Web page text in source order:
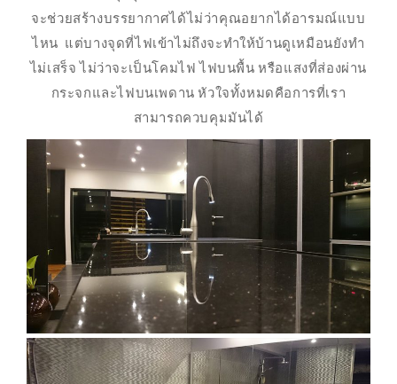
จะช่วยสร้างบรรยากาศได้ไม่ว่าคุณอยากได้อารมณ์แบบ
ไหน แต่บางจุดที่ไฟเข้าไม่ถึงจะทำให้บ้านดูเหมือนยังทำ
ไม่เสร็จ ไม่ว่าจะเป็นโคมไฟ ไฟบนพื้น หรือแสงที่ส่องผ่าน
กระจกและไฟบนเพดาน หัวใจทั้งหมดคือการที่เรา
สามารถควบคุมมันได้